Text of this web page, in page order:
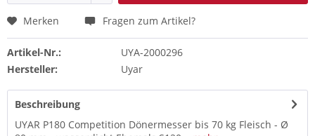
Merken Fragen zum Artikel?
Artikel-Nr.:
UYA-2000296
Hersteller:
Uyar
Beschreibung
UYAR P180 Competition Dönermesser bis 70 kg Fleisch - Ø